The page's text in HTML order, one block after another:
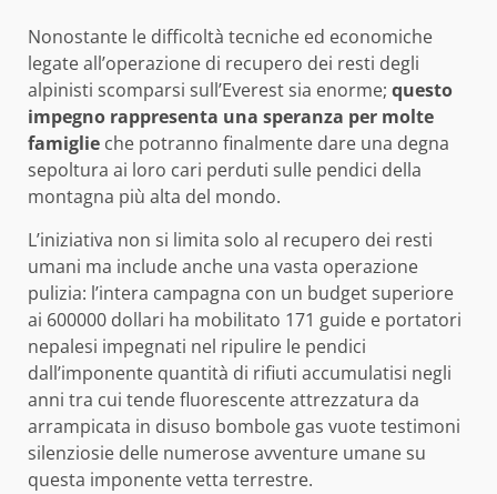
Nonostante le difficoltà tecniche ed economiche
legate all’operazione di recupero dei resti degli
alpinisti scomparsi sull’Everest sia enorme; questo
impegno rappresenta una speranza per molte
famiglie che potranno finalmente dare una degna
sepoltura ai loro cari perduti sulle pendici della
montagna più alta del mondo.
L’iniziativa non si limita solo al recupero dei resti
umani ma include anche una vasta operazione
pulizia: l’intera campagna con un budget superiore
ai 600000 dollari ha mobilitato 171 guide e portatori
nepalesi impegnati nel ripulire le pendici
dall’imponente quantità di rifiuti accumulatisi negli
anni tra cui tende fluorescente attrezzatura da
arrampicata in disuso bombole gas vuote testimoni
silenziosie delle numerose avventure umane su
questa imponente vetta terrestre.